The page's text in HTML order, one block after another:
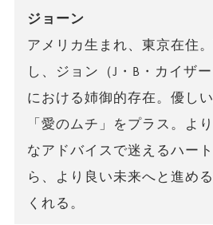
ジョーン
アメリカ生まれ、東京在住
し、ジョン（J・B・カイザ
における姉御的存在。優し
「愛のムチ」をプラス。よ
なアドバイスで迷えるハー
ら、より良い未来へと進め
くれる。